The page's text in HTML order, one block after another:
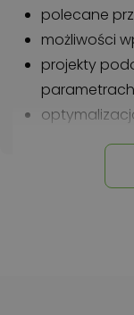
polecane
możliwości
projekty
tego
informacje
52